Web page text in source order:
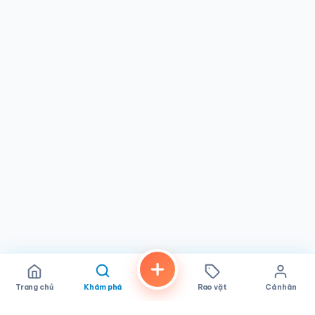
xuất sắc, và San Diego thật may mắn khi có quán phở này.
Trang chủ Khám phá Rao vặt Cá nhân